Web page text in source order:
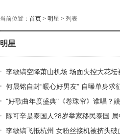
当前位置： 首页 > 明星 > 列表
明星
李敏镐空降萧山机场 场面失控大花坛
何晟铭自封“暖心好男友” 自曝单身求
"好歌曲年度盛典"《卷珠帘》谁唱？
陈可辛是泰国人?8岁举家移民泰国
李敏镐飞抵杭州 女粉丝接机被挤头破